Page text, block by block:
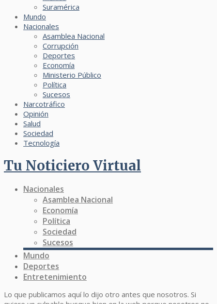
Suramérica
Mundo
Nacionales
Asamblea Nacional
Corrupción
Deportes
Economía
Ministerio Público
Política
Sucesos
Narcotráfico
Opinión
Salud
Sociedad
Tecnología
Tu Noticiero Virtual
Nacionales
Asamblea Nacional
Economía
Política
Sociedad
Sucesos
Mundo
Deportes
Entretenimiento
Lo que publicamos aquí lo dijo otro antes que nosotros. Si